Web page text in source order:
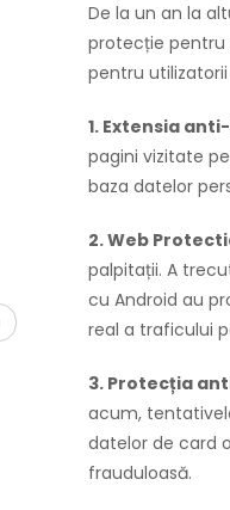
De la un an la
protecție pentru
pentru
1. Extensia
pagini vizitate
baza datelor
2. Web
palpitații. A
cu Android au
real a traficului
3. Protecția
acum,
datelor de card
frauduloasă.